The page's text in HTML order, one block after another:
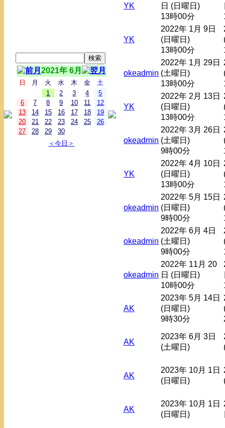
2021年 6月
日 月 火 水 木 金
土
1
2 3 4
5
6
7 8 9 10 11
12
13
14 15 16 17 18
19
20
21 22 23 24 25
26
27
28 29
30
＜今日＞
YK
日 (日曜日)
13時00分
YK
2022年 1月 9日
(日曜日)
13時00分
okeadmin
2022年 1月 29日
(土曜日)
13時00分
YK
2022年 2月 13日
(日曜日)
13時00分
okeadmin
2022年 3月 26日
(土曜日)
9時00分
YK
2022年 4月 10日
(日曜日)
13時00分
okeadmin
2022年 5月 15日
(日曜日)
9時00分
okeadmin
2022年 6月 4日
(土曜日)
9時00分
okeadmin
2022年 11月 20
日 (日曜日)
10時00分
AK
2023年 5月 14日
(日曜日)
9時30分
AK
2023年 6月 3日
(土曜日)
AK
2023年 10月 1日
(日曜日)
AK
2023年 10月 1日
(日曜日)